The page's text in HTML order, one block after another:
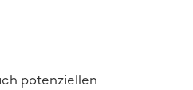
potenziellen